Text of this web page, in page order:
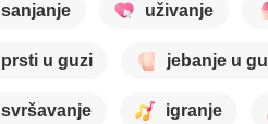
sanjanje uživanje
prsti u guzi jebanje u
svršavanje igranje